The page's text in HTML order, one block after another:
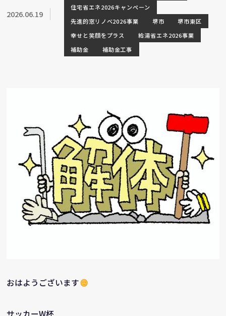
2026.06.19
住宅省エネ2026キャンペーン
先進的窓リノベ2026事業
堺市
堺市東区
幸せと笑顔をプラス
給湯省エネ2026事業
補助金
補助金工事
おはようございます